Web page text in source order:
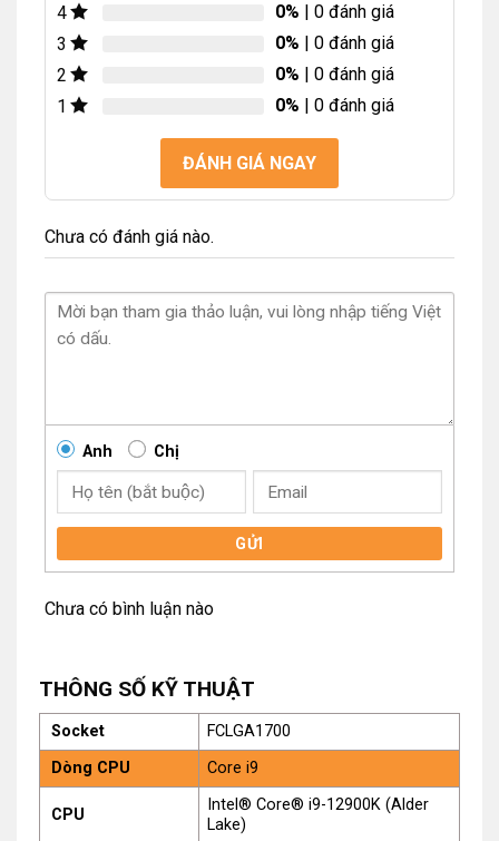
Intel Core i9 12900K với tiền tố K
4
0% | 0 đánh giá
3
0% | 0 đánh giá
2
0% | 0 đánh giá
1
0% | 0 đánh giá
ĐÁNH GIÁ NGAY
Chưa có đánh giá nào.
Anh Chị
GỬI
Chưa có bình luận nào
THÔNG SỐ KỸ THUẬT
Socket
FCLGA1700
Dòng CPU
Core i9
CPU
Intel® Core® i9-12900K (Alder
Lake)